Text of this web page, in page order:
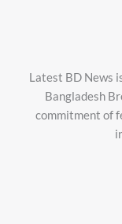
Latest BD News
Bangladesh
commitment of